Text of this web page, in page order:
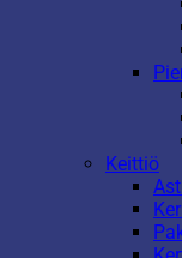
Keittiö